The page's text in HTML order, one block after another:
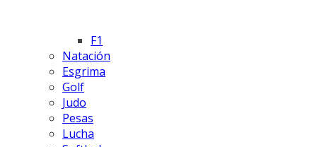
F1
Natación
Esgrima
Golf
Judo
Pesas
Lucha